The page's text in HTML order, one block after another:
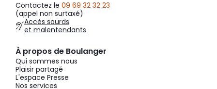
Contactez le 09 69 32 32 23
(appel non surtaxé)
Accès sourds
et malentendants
À propos de Boulanger
Qui sommes nous
Plaisir partagé
L'espace Presse
Nos services